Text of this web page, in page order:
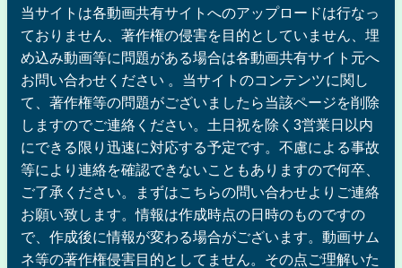
当サイトは各動画共有サイトへのアップロードは行なっ
ておりません、著作権の侵害を目的としていません、埋
め込み動画等に問題がある場合は各動画共有サイト元へ
お問い合わせください 。当サイトのコンテンツに関し
て、著作権等の問題がございましたら当該ページを削除
しますのでご連絡ください。土日祝を除く3営業日以内
にできる限り迅速に対応する予定です。不慮による事故
等により連絡を確認できないこともありますので何卒、
ご了承ください。まずはこちらの問い合わせよりご連絡
お願い致します。情報は作成時点の日時のものですの
で、作成後に情報が変わる場合がございます。動画サム
ネ等の著作権侵害目的としてません。その点ご理解いた